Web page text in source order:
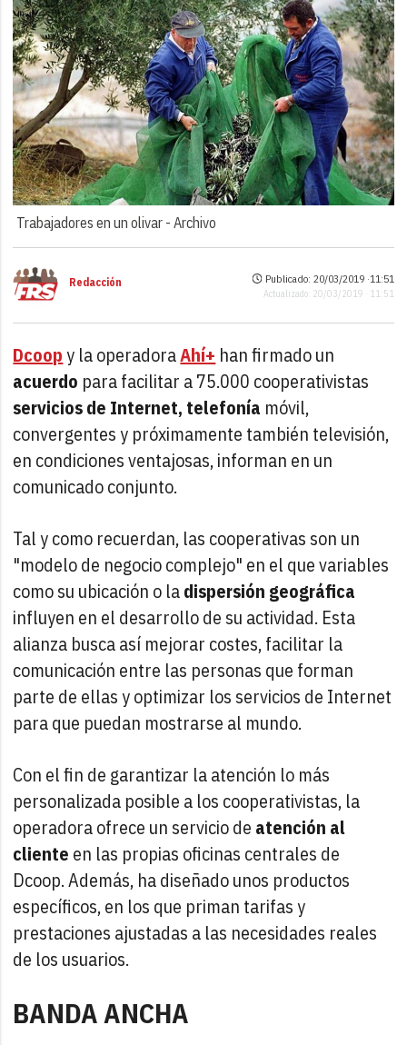
Trabajadores en un olivar -Archivo
Redacción Publicado: 20/03/2019 ·11:51
Actualizado: 20/03/2019 · 11:51
Dcoopy la operadoraAhí+ han firmado un
acuerdo para facilitar a 75.000 cooperativistas
servicios de Internet, telefonía móvil,
convergentes y próximamente también televisión,
en condiciones ventajosas, informan en un
comunicado conjunto.
Tal y como recuerdan, las cooperativas son un
"modelo de negocio complejo" en el que variables
como su ubicación o ladispersión geográfica
influyen en el desarrollo de su actividad. Esta
alianza busca así mejorar costes, facilitar la
comunicación entre las personas que forman
parte de ellas y optimizar los servicios de Internet
para que puedan mostrarse al mundo.
Con el fin de garantizar la atención lo más
personalizada posible a los cooperativistas, la
operadora ofrece un servicio de atención al
cliente en las propias oficinas centrales de
Dcoop. Además, ha diseñado unos productos
específicos, en los que priman tarifas y
prestaciones ajustadas a las necesidades reales
de los usuarios.
BANDA ANCHA